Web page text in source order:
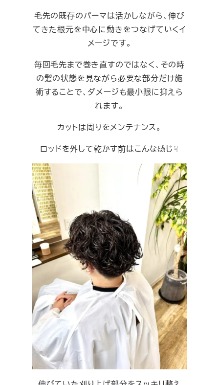
毛先の既存のパーマは活かしながら、伸び
てきた根元を中心に動きをつなげていくイ
メージです。
毎回毛先まで巻き直すのではなく、その時
の髪の状態を見ながら必要な部分だけ施
術することで、ダメージも最小限に抑えら
れます。
カットは周りをメンテナンス。
ロッドを外して乾かす前はこんな感じ☟